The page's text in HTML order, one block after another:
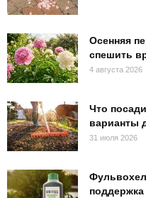
Осенняя
спешить
4 августа 2026
Что
варианты
31 июля 2026